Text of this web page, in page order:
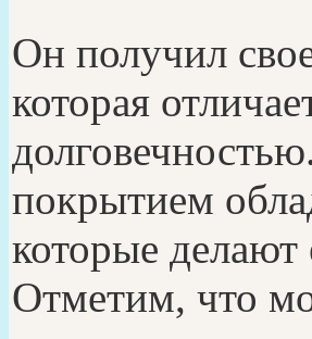
Он получил
которая
покрытием
которые
Отметим, что